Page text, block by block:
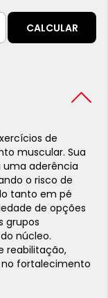
CALCULAR
de
muscular. Sua
aderência
o risco de
tanto em pé
de opções
grupos
núcleo.
reabilitação,
no fortalecimento